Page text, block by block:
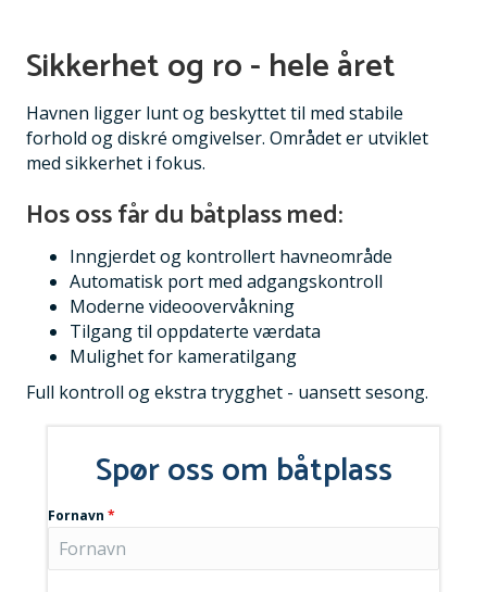
Sikkerhet og ro - hele året
Havnen ligger lunt og beskyttet til med stabile
forhold og diskré omgivelser. Området er utviklet
med sikkerhet i fokus.
Hos oss får du båtplass med:
Inngjerdet og kontrollert havneområde
Automatisk port med adgangskontroll
Moderne videoovervåkning
Tilgang til oppdaterte værdata
Mulighet for kameratilgang
Full kontroll og ekstra trygghet - uansett sesong.
Spør oss om båtplass
Fornavn *